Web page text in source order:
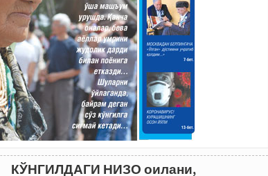
КЎНГИЛДАГИ НИЗО оилани,